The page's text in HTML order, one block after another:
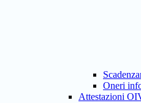
Oneri
Attestazioni